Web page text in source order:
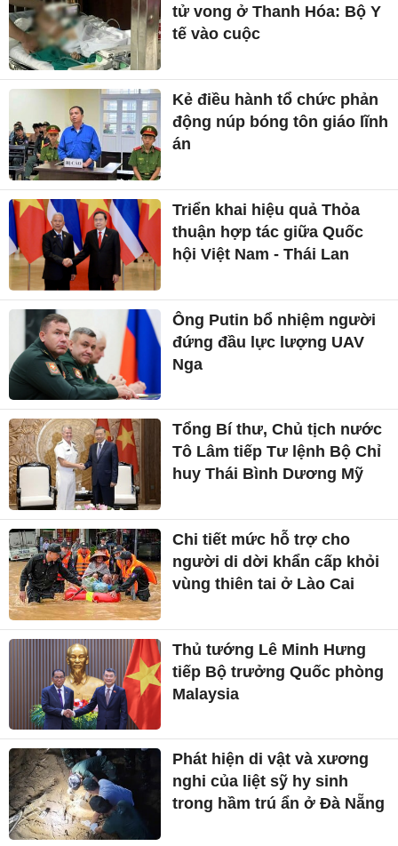
tử vong ở Thanh Hóa: Bộ Y
tế vào cuộc
Kẻ điều hành tổ chức phản
động núp bóng tôn giáo lĩnh
án
Triển khai hiệu quả Thỏa
thuận hợp tác giữa Quốc
hội Việt Nam - Thái Lan
Ông Putin bổ nhiệm người
đứng đầu lực lượng UAV
Nga
Tổng Bí thư, Chủ tịch nước
Tô Lâm tiếp Tư lệnh Bộ Chỉ
huy Thái Bình Dương Mỹ
Chi tiết mức hỗ trợ cho
người di dời khẩn cấp khỏi
vùng thiên tai ở Lào Cai
Thủ tướng Lê Minh Hưng
tiếp Bộ trưởng Quốc phòng
Malaysia
Phát hiện di vật và xương
nghi của liệt sỹ hy sinh
trong hầm trú ẩn ở Đà Nẵng